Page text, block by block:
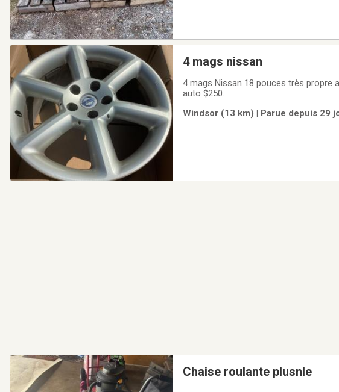
4 mags nissan
4 mags Nissan 18 pouces très propre
auto $250.
Windsor (13 km) | Parue depuis 29
Chaise roulante plusnle